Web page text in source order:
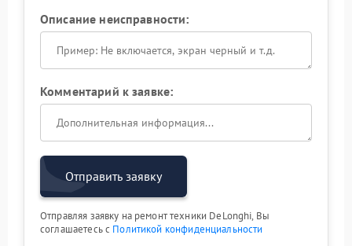
Описание неисправности:
Комментарий к заявке:
Отправить заявку
Отправляя заявку на ремонт техники DeLonghi, Вы
соглашаетесь с Политикой конфиденциальности